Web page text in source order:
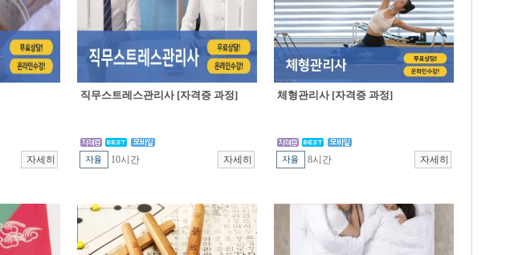
직무스트레스관리사 [자격증 과정]
10시간
체형관리사 [자격증 과정]
8시간